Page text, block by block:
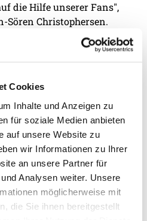
Cookies
Inhalte und Anzeigen zu
für soziale Medien anbieten
auf unsere Website zu
wir Informationen zu Ihrer
an unsere Partner für
Analysen weiter. Unsere
möglicherweise mit
die Sie ihnen bereitgestellt
die Hilfe unserer Fans",
Sören Christophersen.
an der Abendkasse an der
Uhr. Anwurf im